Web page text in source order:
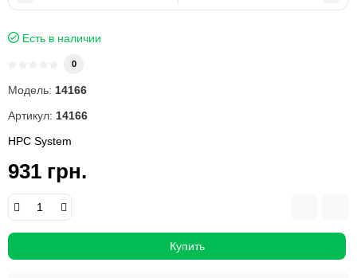
Есть в наличии
0
Модель: 14166
Артикул: 14166
HPC System
931 грн.
Купить